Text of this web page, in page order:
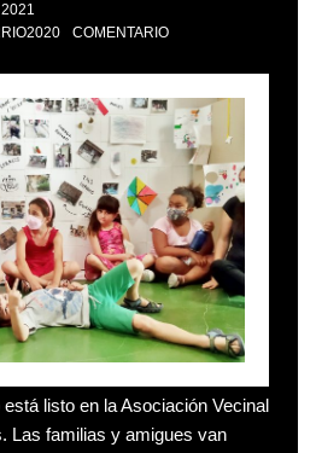
COMENTARIO
listo en la Asociación Vecinal
Las familias y amigues van